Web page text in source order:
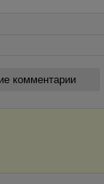
комментарии